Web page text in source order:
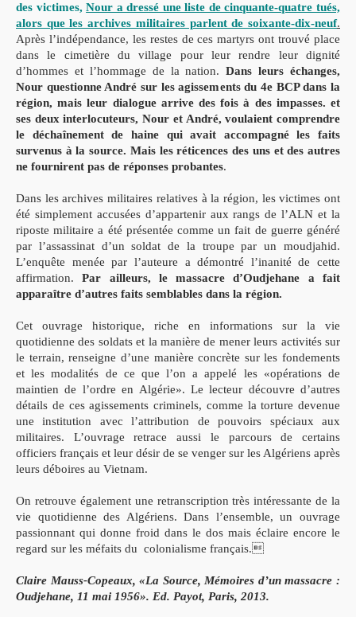
des victimes,Nour a dressé une liste de cinquante-quatre tués,
alors que les archives militaires parlent de soixante-dix-neuf.
Après l’indépendance, les restes de ces martyrs ont trouvé place
dans le cimetière du village pour leur rendre leur dignité
d’hommes et l’hommage de la nation.Dans leurs échanges,
Nour questionne André sur les agissements du 4e BCP dans la
région, mais leur dialogue arrive des fois à des impasses. et
ses deux interlocuteurs, Nour et André, voulaient comprendre
le déchaînement de haine qui avait accompagné les faits
survenus à la source. Mais les réticences des uns et des autres
ne fournirent pas de réponses probantes.
Dans les archives militaires relatives à la région, les victimes ont
été simplement accusées d’appartenir aux rangs de l’ALN et la
riposte militaire a été présentée comme un fait de guerre généré
par l’assassinat d’un soldat de la troupe par un moudjahid.
L’enquête menée par l’auteure a démontré l’inanité de cette
affirmation.Par ailleurs, le massacre d’Oudjehane a fait
apparaître d’autres faits semblables dans la région.
Cet ouvrage historique, riche en informations sur la vie
quotidienne des soldats et la manière de mener leurs activités sur
le terrain, renseigne d’une manière concrète sur les fondements
et les modalités de ce que l’on a appelé les «opérations de
maintien de l’ordre en Algérie». Le lecteur découvre d’autres
détails de ces agissements criminels, comme la torture devenue
une institution avec l’attribution de pouvoirs spéciaux aux
militaires. L’ouvrage retrace aussi le parcours de certains
officiers français et leur désir de se venger sur les Algériens après
leurs déboires au Vietnam.
On retrouve également une retranscription très intéressante de la
vie quotidienne des Algériens. Dans l’ensemble, un ouvrage
passionnant qui donne froid dans le dos mais éclaire encore le
regard sur les méfaits du colonialisme français.
Claire Mauss-Copeaux, «La Source, Mémoires d’un massacre :
Oudjehane, 11 mai 1956». Ed. Payot, Paris, 2013.